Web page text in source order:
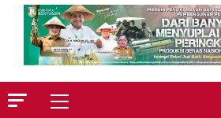
Primary